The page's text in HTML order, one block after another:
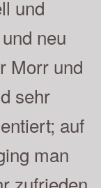
und
neu
Morr und
sehr
auf
man